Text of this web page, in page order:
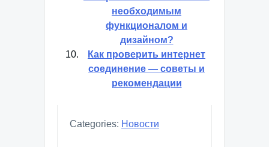
необходимым
функционалом и
дизайном?
Как проверить интернет
соединение — советы и
рекомендации
Categories: Новости